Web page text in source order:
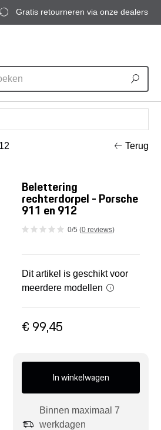
Gratis retourneren via onze dealers
Terug
Belettering
rechterdorpel - Porsche
911 en 912
0/5 (0 reviews)
Dit artikel is geschikt voor
meerdere modellen
€ 99,45
In winkelwagen
Binnen maximaal 7
werkdagen